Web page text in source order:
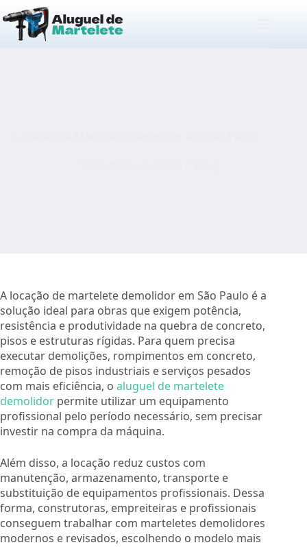
Pular
para
A locação de martelete demolidor em São Paulo é a
solução ideal para obras que exigem potência,
resistência e produtividade na quebra de concreto,
pisos e estruturas rígidas. Para quem precisa
executar demolições, rompimentos em concreto,
remoção de pisos industriais e serviços pesados
com mais eficiência, o aluguel de martelete
demolidor permite utilizar um equipamento
profissional pelo período necessário, sem precisar
investir na compra da máquina.
Além disso, a locação reduz custos com
manutenção, armazenamento, transporte e
substituição de equipamentos profissionais. Dessa
forma, construtoras, empreiteiras e profissionais
conseguem trabalhar com marteletes demolidores
modernos e revisados, escolhendo o modelo mais